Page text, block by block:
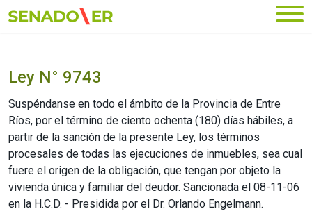
Ir al menú principal
Ley N° 9743
Suspéndanse en todo el ámbito de la Provincia de Entre
Ríos, por el término de ciento ochenta (180) días hábiles, a
partir de la sanción de la presente Ley, los términos
procesales de todas las ejecuciones de inmuebles, sea cual
fuere el origen de la obligación, que tengan por objeto la
vivienda única y familiar del deudor. Sancionada el 08-11-06
en la H.C.D. - Presidida por el Dr. Orlando Engelmann.